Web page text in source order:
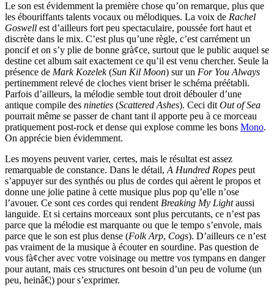
Le son est évidemment la première chose qu’on remarque, plus que
les ébouriffants talents vocaux ou mélodiques. La voix de Rachel
Goswell est d’ailleurs fort peu spectaculaire, poussée fort haut et
discrète dans le mix. C’est plus qu’une règle, c’est carrément un
poncif et on s’y plie de bonne grà¢ce, surtout que le public auquel se
destine cet album sait exactement ce qu’il est venu chercher. Seule la
présence de Mark Kozelek(Sun Kil Moon) sur un For You Always
pertinemment relevé de cloches vient briser le schéma préétabli.
Parfois d’ailleurs, la mélodie semble tout droit débouler d’une
antique compile des nineties (Scattered Ashes). Ceci dit Out of Sea
pourrait même se passer de chant tant il apporte peu à ce morceau
pratiquement post-rock et dense qui explose comme les bons Mono.
On apprécie bien évidemment.
Les moyens peuvent varier, certes, mais le résultat est assez
remarquable de constance. Dans le détail, A Hundred Ropes peut
s’appuyer sur des synthés ou plus de cordes qui aèrent le propos et
donne une jolie patine à cette musique plus pop qu’elle n’ose
l’avouer. Ce sont ces cordes qui rendent Breaking My Lightaussi
languide. Et si certains morceaux sont plus percutants, ce n’est pas
parce que la mélodie est marquante ou que le tempo s’envole, mais
parce que le son est plus dense (Folk Arp, Cogs). D’ailleurs ce n’est
pas vraiment de la musique à écouter en sourdine. Pas question de
vous fà¢cher avec votre voisinage ou mettre vos tympans en danger
pour autant, mais ces structures ont besoin d’un peu de volume (un
peu, heinâ€¦) pour s’exprimer.